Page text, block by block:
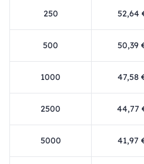
250 52,64
500 50,39
1000 47,58
2500 44,77
5000 41,97